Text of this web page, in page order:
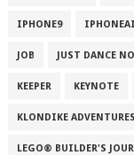
IPHONE9
JOB JUST DANCE
KEEPER KEYNOTE
KLONDIKE ADVENTURES
LEGO® BUILDER'S